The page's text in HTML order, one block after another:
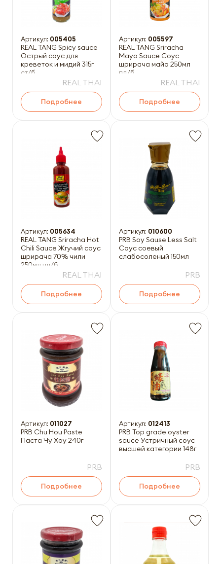
Артикул: 005405
REAL TANG Spicy sauce
Острый соус для
креветок и мидий 315г
ст/б
REAL THAI
Подробнее
Артикул: 005597
REAL TANG Sriracha
Mayo Sauce Cоус
шрирача майо 250мл
пл/б
REAL THAI
Подробнее
Артикул: 005634
REAL TANG Sriracha Hot
Chili Sauce Жгучий соус
шрирача 70% чили
250мл пл/б
REAL THAI
Подробнее
Артикул: 010600
PRB Soy Sause Less Salt
Соус соевый
слабосоленый 150мл
PRB
Подробнее
Артикул: 011027
PRB Chu Hou Paste
Паста Чу Хоу 240г
PRB
Подробнее
Артикул: 012413
PRB Top grade oyster
sauce Устричный соус
высшей категории 148г
PRB
Подробнее